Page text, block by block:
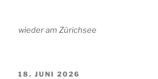
wieder am Zürichsee
VERÖFFENTLICHT
18. JUNI 2026